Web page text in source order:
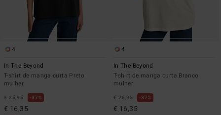
4
In The Beyond
T-shirt de manga curta Preto
mulher
€ 25,95 37%
€ 16,35
4
In The Beyond
T-shirt de manga curta Branco
mulher
€ 25,95 37%
€ 16,35